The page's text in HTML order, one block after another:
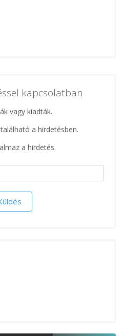
kapcsolatban
vagy kiadták.
a hirdetésben.
a hirdetés.